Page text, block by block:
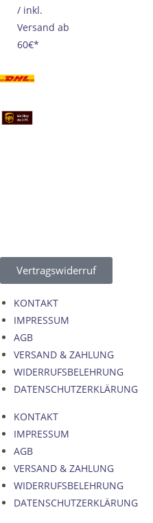
/ inkl.
Versand ab
60€*
Vertragswiderruf
KONTAKT
IMPRESSUM
AGB
VERSAND & ZAHLUNG
WIDERRUFSBELEHRUNG
DATENSCHUTZERKLÄRUNG
KONTAKT
IMPRESSUM
AGB
VERSAND & ZAHLUNG
WIDERRUFSBELEHRUNG
DATENSCHUTZERKLÄRUNG